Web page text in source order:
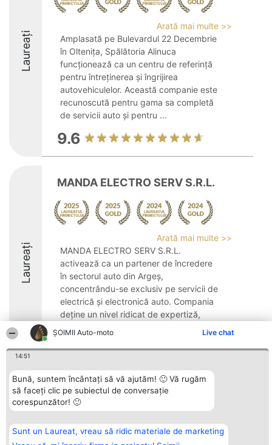
ȘOIMII Auto-moto Live chat
14:51
Bună, suntem încântați să vă ajutăm! 🙂 Vă rugăm
să faceți clic pe subiectul de conversație
corespunzător! 🙂
Sunt un Laureat, vreau să ridic materiale de marketing
Laureați
Arată mai multe >>
Amplasată pe Bulevardul 22 Decembrie
în Oltenița, Spălătoria Alinuca
funcționează ca un centru de referință
pentru întreținerea și îngrijirea
autovehiculelor. Această companie este
recunoscută pentru gama sa completă
de servicii auto și pentru ...
9.6
Laureați
MANDA ELECTRO SERV S.R.L.
Arată mai multe >>
MANDA ELECTRO SERV S.R.L.
activează ca un partener de încredere
în sectorul auto din Argeș,
concentrându-se exclusiv pe servicii de
electrică și electronică auto. Compania
deține un nivel ridicat de expertiză,
Organizator Ranking
BRIGHT SOLUTIONS BR SRL
Aleea Timisul De Sus 2 Bl. A30
București
Plebiscyt
Lista Tuturor
Reguli